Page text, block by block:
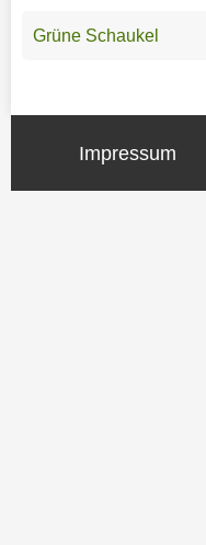
Grüne Schaukel
Impressum